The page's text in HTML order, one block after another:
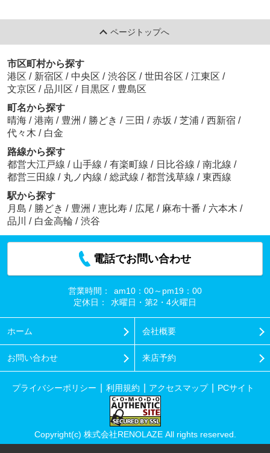
ページトップへ
市区町村から探す
港区 / 新宿区 / 中央区 / 渋谷区 / 世田谷区 / 江東区 /
文京区 / 品川区 / 目黒区 / 豊島区
町名から探す
晴海 / 港南 / 豊洲 / 勝どき / 三田 / 赤坂 / 芝浦 / 西新宿 /
代々木 / 白金
路線から探す
都営大江戸線 / 山手線 / 有楽町線 / 日比谷線 / 南北線 /
都営三田線 / 丸ノ内線 / 総武線 / 都営浅草線 / 東西線
駅から探す
月島 / 勝どき / 豊洲 / 恵比寿 / 広尾 / 麻布十番 / 六本木 /
品川
/ 白金高輪 / 渋谷
電話でお問い合わせ
営業時間：
am10：00～pm19：00
定休日：
水曜日・第2・4火曜日
ホーム 会社概要
お問い合わせ 来店予約
プライバシーポリシー 利用規約 アクセスマップ PCサイト
Copyright(c) 株式会社RENOLAZE All rights reserved.